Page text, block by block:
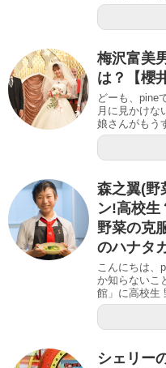
梅沢富美
は？【櫻
どーも、pine
月に見かけな
娘さんがもう
森之翼(野
ン!高校生
野菜の克
のハナタ
こんにちは、
か知らないこ
館」に高校生
シェリー